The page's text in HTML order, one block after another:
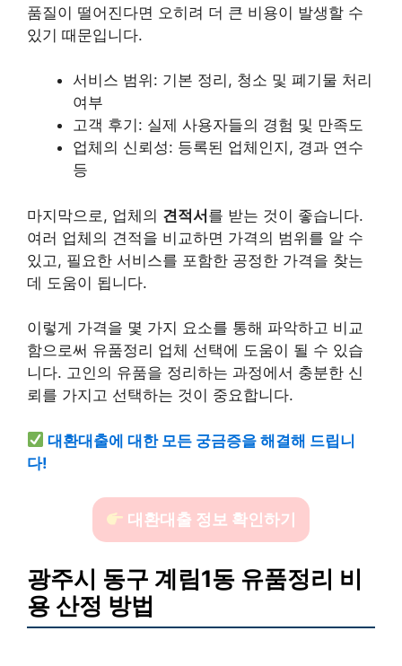
품질이 떨어진다면 오히려 더 큰 비용이 발생할 수
있기 때문입니다.
서비스 범위: 기본 정리, 청소 및 폐기물 처리
여부
고객 후기: 실제 사용자들의 경험 및 만족도
업체의 신뢰성: 등록된 업체인지, 경과 연수
등
마지막으로, 업체의 견적서를 받는 것이 좋습니다.
여러 업체의 견적을 비교하면 가격의 범위를 알 수
있고, 필요한 서비스를 포함한 공정한 가격을 찾는
데 도움이 됩니다.
이렇게 가격을 몇 가지 요소를 통해 파악하고 비교
함으로써 유품정리 업체 선택에 도움이 될 수 있습
니다. 고인의 유품을 정리하는 과정에서 충분한 신
뢰를 가지고 선택하는 것이 중요합니다.
대환대출에 대한 모든 궁금증을 해결해 드립니
다!
대환대출 정보 확인하기
광주시 동구 계림1동 유품정리 비
용 산정 방법